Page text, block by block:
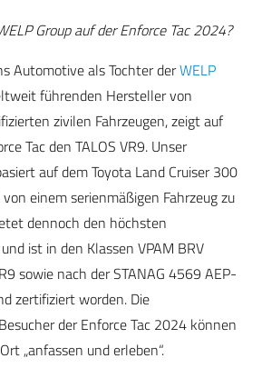
Group auf der Enforce Tac 2024?
Automotive als Tochter derWELP
führenden Hersteller von
zivilen Fahrzeugen, zeigt auf
Tac den TALOS VR9. Unser
auf dem Toyota Land Cruiser 300
einem serienmäßigen Fahrzeug zu
dennoch den höchsten
ist in den Klassen VPAM BRV
sowie nach der STANAG 4569 AEP-
zertifiziert worden. Die
der Enforce Tac 2024 können
„anfassen und erleben“.